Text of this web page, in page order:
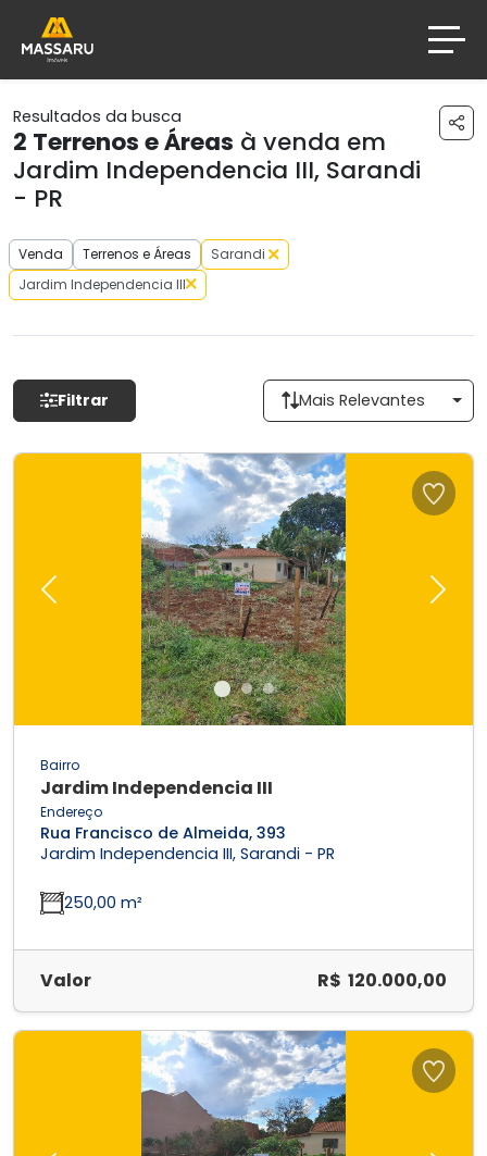
Resultados da busca
2 Terrenos e Áreas à venda em
Jardim Independencia III, Sarandi
- PR
Venda Terrenos e Áreas
Sarandi
Jardim Independencia III
Filtrar Mais Relevantes
Previous Next
Bairro
Jardim Independencia III
Endereço
Rua Francisco de Almeida, 393
Jardim Independencia III, Sarandi - PR
250,00 m²
Valor R$ 120.000,00